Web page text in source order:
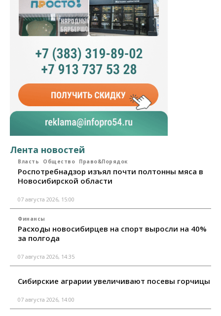
Лента новостей
Власть Общество Право&Порядок
Роспотребнадзор изъял почти полтонны мяса в
Новосибирской области
07 августа 2026, 15:00
Финансы
Расходы новосибирцев на спорт выросли на 40%
за полгода
07 августа 2026, 14:35
Сибирские аграрии увеличивают посевы горчицы
07 августа 2026, 14:00